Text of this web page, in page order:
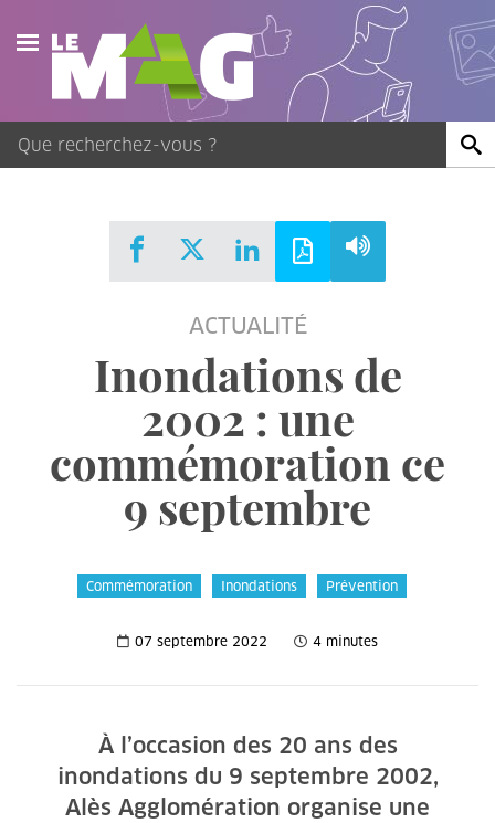
Actualités
Agenda
Publications
ACTUALITÉ
Inondations de
2002 : une
commémoration ce
9 septembre
Commémoration Inondations Prévention
07 septembre 2022 4 minutes
À l’occasion des 20 ans des
inondations du 9 septembre 2002,
Alès Agglomération organise une